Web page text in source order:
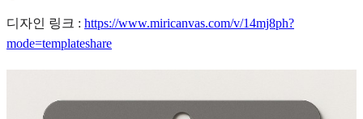
디자인 링크 : https://www.miricanvas.com/v/14mj8ph?
mode=templateshare